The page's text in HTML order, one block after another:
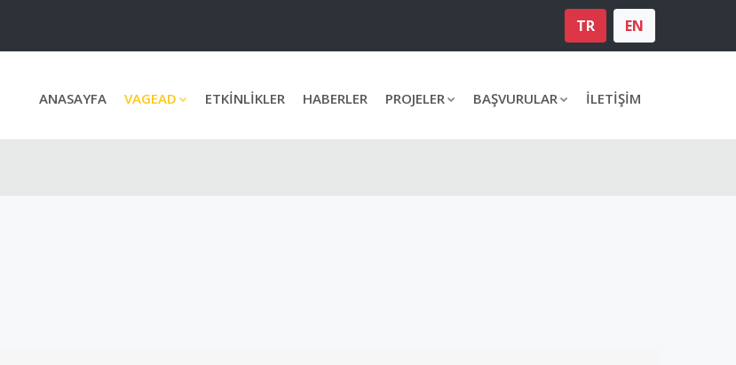
ANASAYFA VAGEAD ETKİNLİKLER HABERLER PROJELER BAŞVURULAR İLETİŞİM